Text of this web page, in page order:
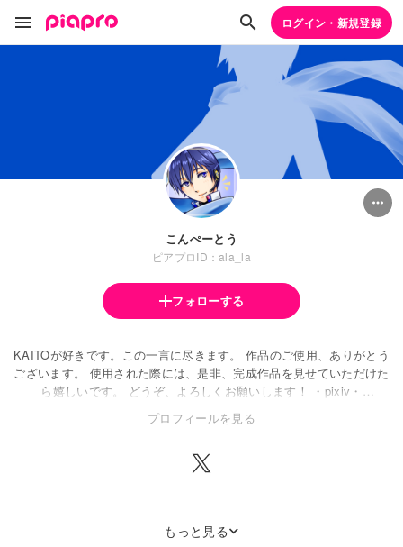
ログイン・新規登録
こんぺーとう
ピアプロID：ala_la
フォローする
KAITOが好きです。この一言に尽きます。 作品のご使用、ありがとう
ございます。 使用された際には、是非、完成作品を見せていただけた
ら嬉しいです。 どうぞ、よろしくお願いします！ ・pixiv・
https://pixiv.me/ao-23
プロフィールを見る
もっと見る